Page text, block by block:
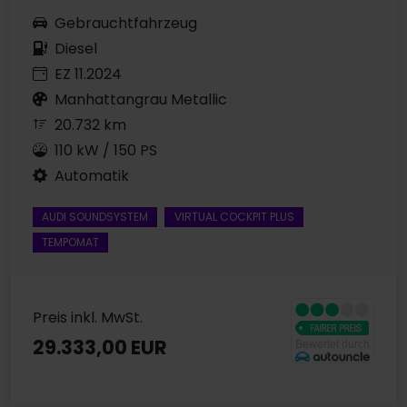
Gebrauchtfahrzeug
Diesel
EZ 11.2024
Manhattangrau Metallic
20.732 km
110 kW / 150 PS
Automatik
AUDI SOUNDSYSTEM
VIRTUAL COCKPIT PLUS
TEMPOMAT
Preis inkl. MwSt.
29.333,00 EUR